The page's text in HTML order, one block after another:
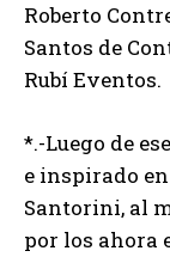
Roberto
Santos de
Rubí Eventos.
*.-Luego de
e inspirado
Santorini, al
por los ahora